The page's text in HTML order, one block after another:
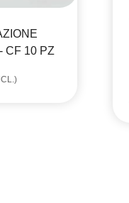
CF 10 PZ